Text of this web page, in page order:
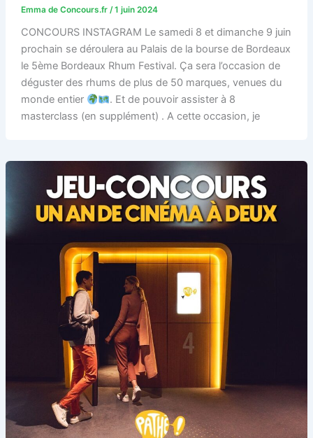
Emma de Concours.fr /1 juin 2024
CONCOURS INSTAGRAM Le samedi 8 et dimanche 9 juin
prochain se déroulera au Palais de la bourse de Bordeaux
le 5ème Bordeaux Rhum Festival. Ça sera l’occasion de
déguster des rhums de plus de 50 marques, venues du
monde entier
. Et de pouvoir assister à 8
masterclass (en supplément) . A cette occasion, je